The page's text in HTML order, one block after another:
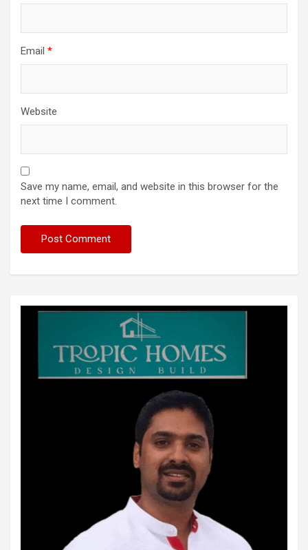
Email *
Website
Save my name, email, and website in this browser for the
next time I comment.